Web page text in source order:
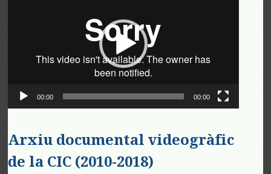
00:00 00:00
Arxiu documental videogràfic
de la CIC (2010-2018)